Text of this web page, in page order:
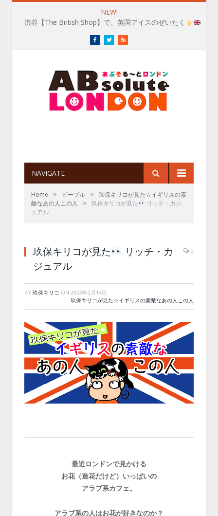
NEW!
渋谷【The British Shop】で、英国アイスのぜいたく
FacebookTwitterRSS
NAVIGATE
Home » ピープル »
玖保キリコが見た☆イギリスの素
敵なあの人この人
» 玖保キリコが見た
リッチ・カジ
ュアル
玖保キリコが見た
リッチ・カ
ジュアル
0
BY 玖保キリコ ON 2023年2月14日
玖保キリコが見た☆イギリスの素敵なあの人この人
最近ロンドンで見かける
お花（造花だけど）いっぱいの
アラブ系カフェ。
アラブ系の人はお花が好きなのか？